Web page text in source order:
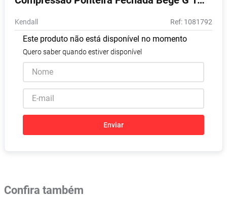
Kendall : 1081792
Este produto não está disponível no momento
Quero saber quando estiver disponível
Enviar
Confira também
º
9º
10º Vitamina D